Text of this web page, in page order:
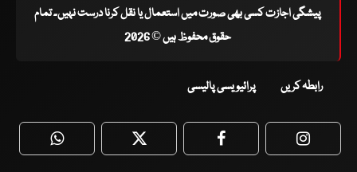
پیشگی اجازت کسی بھی صورت میں استعمال یا نقل کرنا درست نہیں۔ تمام
حقوق محفوظ ہیں © 2026
رابطہ کریں پرائیویسی پالیسی
WhatsApp Twitter Facebook